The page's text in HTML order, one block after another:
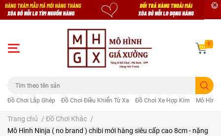
Đồ Chơi Lắp Ghép Đồ Chơi Điều Khiển Từ Xa Đồ Chơi Xe Hợp Kim Mô Hình
0
Trang chủ / Đồ Chơi Khác /
Mô Hình Ninja ( no brand ) chibi mới hàng siêu cấp cao 8cm - nặng